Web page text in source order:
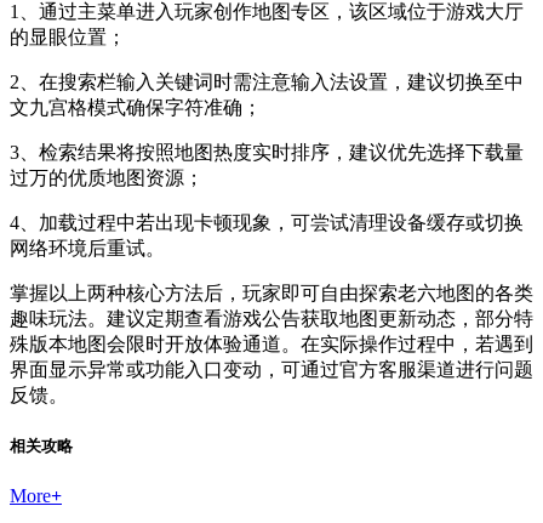
1、通过主菜单进入玩家创作地图专区，该区域位于游戏大厅
的显眼位置；
2、在搜索栏输入关键词时需注意输入法设置，建议切换至中
文九宫格模式确保字符准确；
3、检索结果将按照地图热度实时排序，建议优先选择下载量
过万的优质地图资源；
4、加载过程中若出现卡顿现象，可尝试清理设备缓存或切换
网络环境后重试。
掌握以上两种核心方法后，玩家即可自由探索老六地图的各类
趣味玩法。建议定期查看游戏公告获取地图更新动态，部分特
殊版本地图会限时开放体验通道。在实际操作过程中，若遇到
界面显示异常或功能入口变动，可通过官方客服渠道进行问题
反馈。
相关攻略
More+